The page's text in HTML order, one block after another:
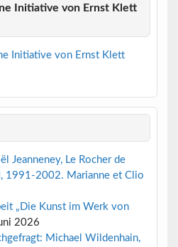
Initiative von Ernst Klett
Jeanneney, Le Rocher de
1991-2002. Marianne et Clio
„Die Kunst im Werk von
2026
Michael Wildenhain,